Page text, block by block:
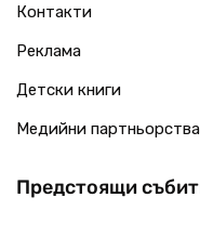
Контакти
Реклама
Детски книги
Медийни партньорства
Предстоящи